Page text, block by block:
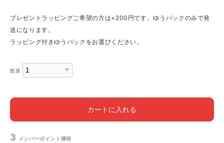
プレゼントラッピングご希望の方は+200円です。ゆうパックのみで発
送になります。
ラッピング付きゆうパックをお選びください。
数量
カートに入れる
3 メンバーポイント 獲得